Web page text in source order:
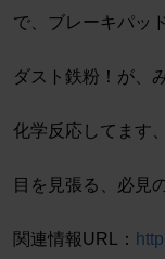
で、ブレーキパッ
ダスト鉄粉！が、
化学反応してます
目を見張る、必見
関連情報URL：